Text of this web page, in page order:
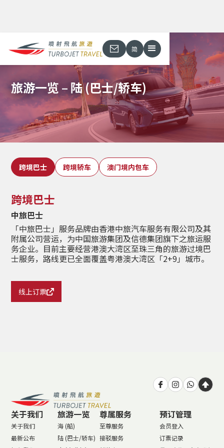
简
旅游一览 – 陆 (巴士/轿车)
跨境巴士 跨境轿车 澳门境内包车
跨境巴士
中旅巴士
「中旅巴士」服务品牌由香港中旅汽车服务有限公司及其
附属公司营运，为中国旅游集团及信德集团旗下之旅运服
务企业。目前主要经营港澳大湾区至珠三角的旅游过境巴
士服务，路线更已全面覆盖粤港澳大湾区「2+9」城市。
线上订票
关于我们
关于我们
最新公布
旅游一览
海 (船)
陆 (巴士/轿车)
尊属服务
至尊服务
接驳服务
预订管理
会员登入
订票记录